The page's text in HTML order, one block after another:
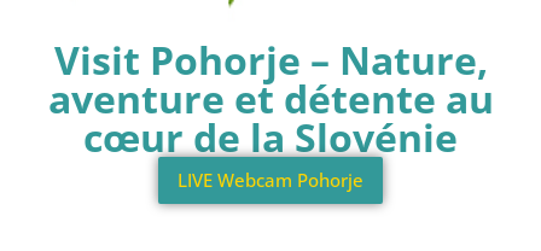
Visit Pohorje – Nature,
aventure et détente au
cœur de la Slovénie
LIVE Webcam Pohorje